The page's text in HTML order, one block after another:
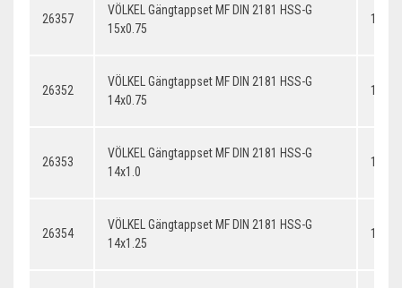
26357
VÖLKEL Gängtappset MF DIN 2181 HSS-G
15x0.75
26352
VÖLKEL Gängtappset MF DIN 2181 HSS-G
14x0.75
26353
VÖLKEL Gängtappset MF DIN 2181 HSS-G
14x1.0
26354
VÖLKEL Gängtappset MF DIN 2181 HSS-G
14x1.25